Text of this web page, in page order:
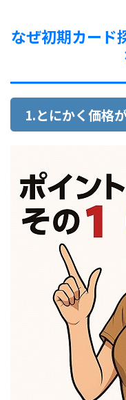
なぜ初期カード
1.とにかく価格